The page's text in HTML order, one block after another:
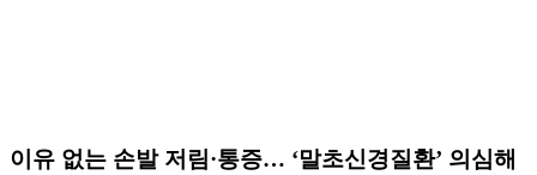
이유 없는 손발 저림·통증… ‘말초신경질환’ 의심해